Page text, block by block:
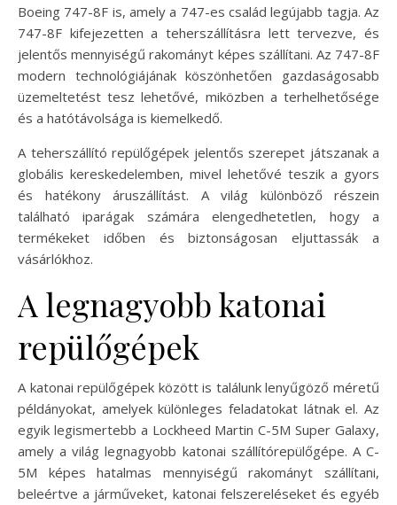
Boeing 747-8F is, amely a 747-es család legújabb tagja. Az
747-8F kifejezetten a teherszállításra lett tervezve, és
jelentős mennyiségű rakományt képes szállítani. Az 747-8F
modern technológiájának köszönhetően gazdaságosabb
üzemeltetést tesz lehetővé, miközben a terhelhetősége
és a hatótávolsága is kiemelkedő.
A teherszállító repülőgépek jelentős szerepet játszanak a
globális kereskedelemben, mivel lehetővé teszik a gyors
és hatékony áruszállítást. A világ különböző részein
található iparágak számára elengedhetetlen, hogy a
termékeket időben és biztonságosan eljuttassák a
vásárlókhoz.
A legnagyobb katonai
repülőgépek
A katonai repülőgépek között is találunk lenyűgöző méretű
példányokat, amelyek különleges feladatokat látnak el. Az
egyik legismertebb a Lockheed Martin C-5M Super Galaxy,
amely a világ legnagyobb katonai szállítórepülőgépe. A C-
5M képes hatalmas mennyiségű rakományt szállítani,
beleértve a járműveket, katonai felszereléseket és egyéb